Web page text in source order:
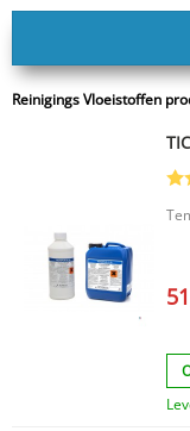
Reinigings Vloeistoffen